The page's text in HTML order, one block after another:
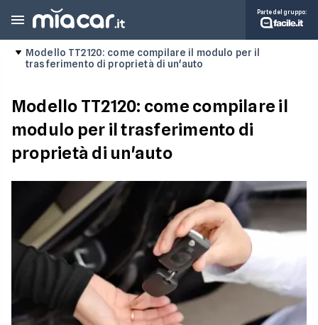
Parte del gruppo:
Modello TT2120: come compilare il modulo per il
trasferimento di proprietà di un'auto
Modello TT2120: come compilare il
modulo per il trasferimento di
proprietà di un'auto